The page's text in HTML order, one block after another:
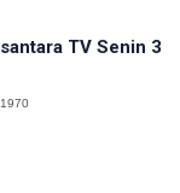
TV Senin 3